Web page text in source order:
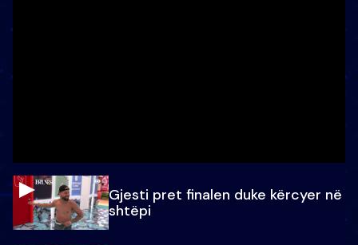
Gjesti pret finalen duke kërcyer në
shtëpi